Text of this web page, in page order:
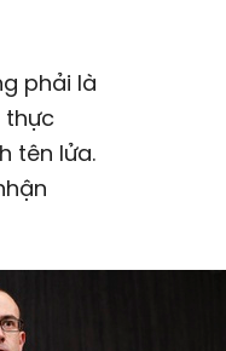
phải là
thực
tên lửa.